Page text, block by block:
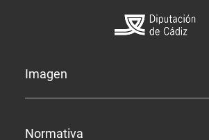
Imagen
Normativa